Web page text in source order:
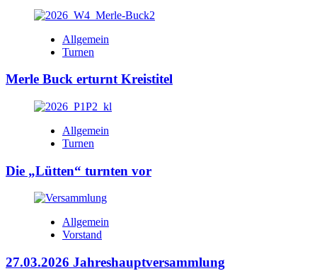
Allgemein
Turnen
Merle Buck erturnt Kreistitel
Allgemein
Turnen
Die „Lütten“ turnten vor
Allgemein
Vorstand
27.03.2026 Jahreshauptversammlung